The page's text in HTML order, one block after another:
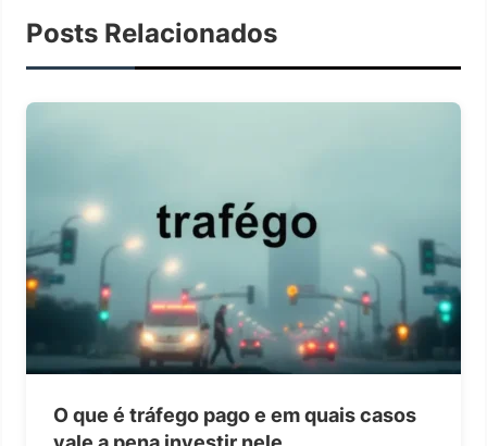
Posts Relacionados
O que é tráfego pago e em quais casos